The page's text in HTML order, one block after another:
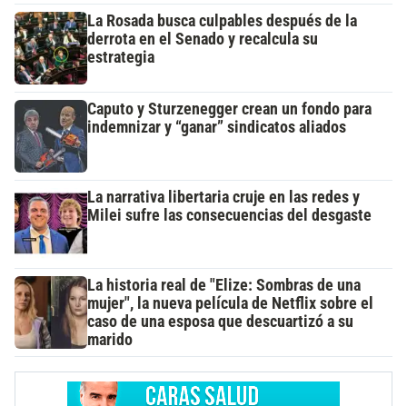
La Rosada busca culpables después de la
derrota en el Senado y recalcula su
estrategia
Caputo y Sturzenegger crean un fondo para
indemnizar y “ganar” sindicatos aliados
La narrativa libertaria cruje en las redes y
Milei sufre las consecuencias del desgaste
La historia real de "Elize: Sombras de una
mujer", la nueva película de Netflix sobre el
caso de una esposa que descuartizó a su
marido